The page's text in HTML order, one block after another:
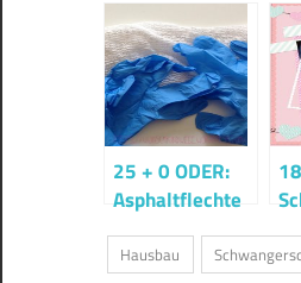
25 + 0 ODER:
Asphaltflechte
ODER: Wer
später bremst,
Hausbau